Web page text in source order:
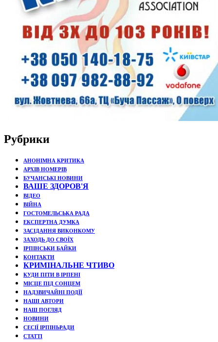
Рубрики
АНОНІМНА КРИТИКА
АРХІВ НОМЕРІВ
БУЧАНСЬКІ НОВИНИ
ВАШЕ ЗДОРОВ'Я
ВІДЕО
ВІЙНА
ГОСТОМЕЛЬСЬКА РАДА
ЕКСПЕРТНА ДУМКА
ЗАСІДАННЯ ВИКОНКОМУ
ЗАХОДЬ ДО СВОЇХ
ІРПІНСЬКИ БАЙКИ
КОНТАКТИ
КРИМІНАЛЬНЕ ЧТИВО
КУДИ ПІТИ В ІРПЕНІ
МІСЦЕ ПІД СОНЦЕМ
НАДЗВИЧАЙНІ ПОДЇЇ
НАШІ АВТОРИ
НАШ ПОГЛЯД
НОВИНИ
СЕСІЇ ІРПІНЬРАДИ
СТАТТІ